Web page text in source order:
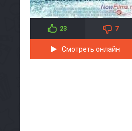
23 7
Смотреть онлайн